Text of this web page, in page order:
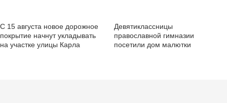
С 15 августа новое дорожное
покрытие начнут укладывать
на участке улицы Карла
Девятиклассницы
православной гимназии
посетили дом малютки